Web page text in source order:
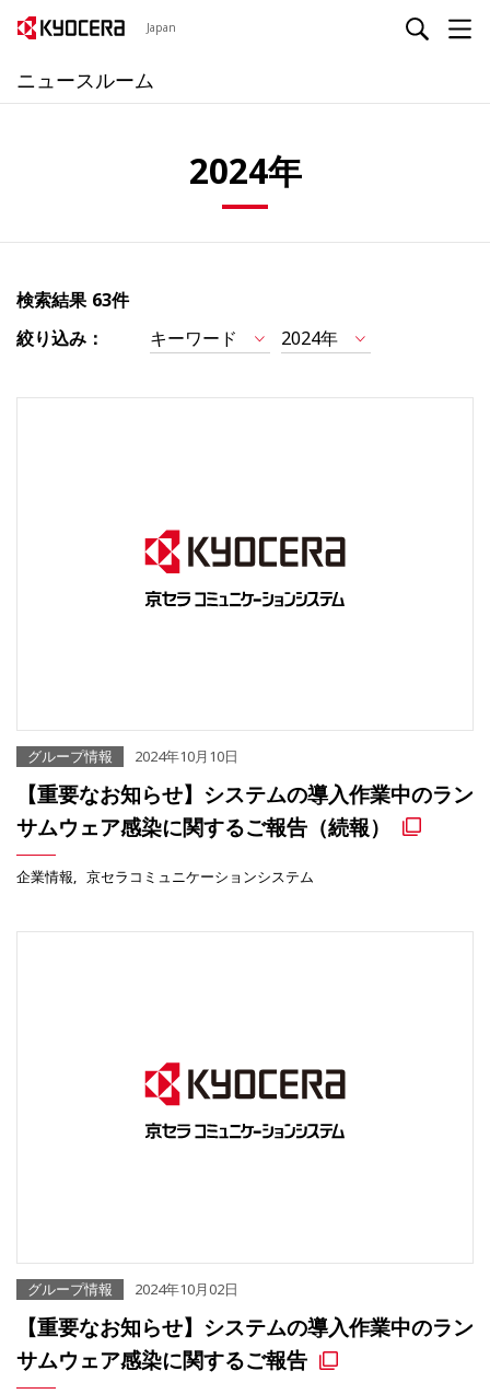
Japan
ニュースルーム
2024年
検索結果 63件
絞り込み：
キーワード 2024年
グループ情報 2024年10月10日
【重要なお知らせ】システムの導入作業中のラン
サムウェア感染に関するご報告（続報）
企業情報 京セラコミュニケーションシステム
グループ情報 2024年10月02日
【重要なお知らせ】システムの導入作業中のラン
サムウェア感染に関するご報告